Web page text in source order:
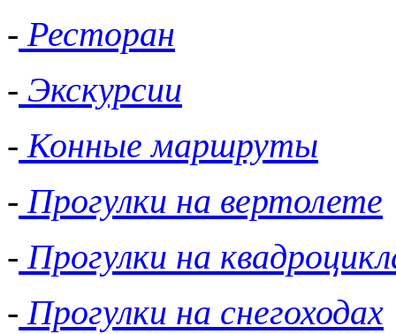
- Ресторан
- Экскурсии
- Конные маршруты
- Прогулки на вертолете
- Прогулки на
- Прогулки на снегоходах